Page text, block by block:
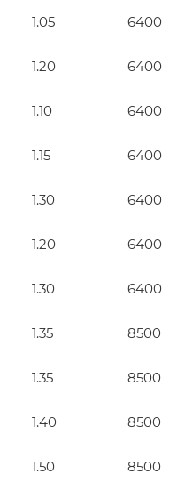
1.05 6400
1.20 6400
1.10 6400
1.15 6400
1.30 6400
1.20 6400
1.30 6400
1.35 8500
1.35 8500
1.40 8500
1.50 8500